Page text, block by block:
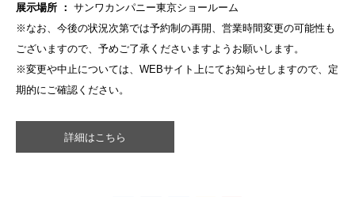
展示場所 ： サンワカンパニー東京ショールーム
※なお、今後の状況次第では予約制の再開、営業時間変更の可能性も
ございますので、予めご了承くださいますようお願いします。
※変更や中止については、WEBサイト上にてお知らせしますので、定
期的にご確認ください。
詳細はこちら